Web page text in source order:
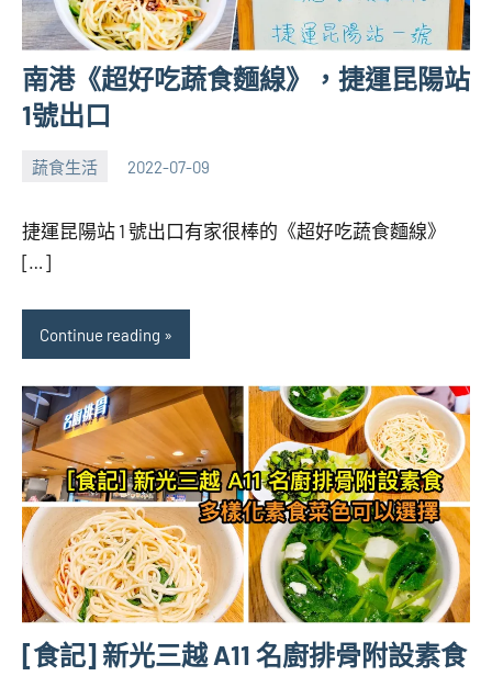
南港《超好吃蔬食麵線》，捷運昆陽站
1號出口
蔬食生活 2022-07-09
張
芋
No
捷運昆陽站 1 號出口有家很棒的《超好吃蔬食麵線》
[…]
Continue reading
[食記] 新光三越 A11 名廚排骨附設素食